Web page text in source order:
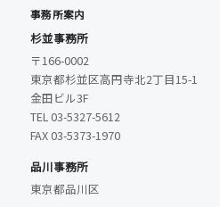
事務所案内
杉並事務所
〒166-0002
東京都杉並区高円寺北2丁目15-1
金田ビル3F
TEL 03-5327-5612
FAX 03-5373-1970
品川事務所
東京都品川区